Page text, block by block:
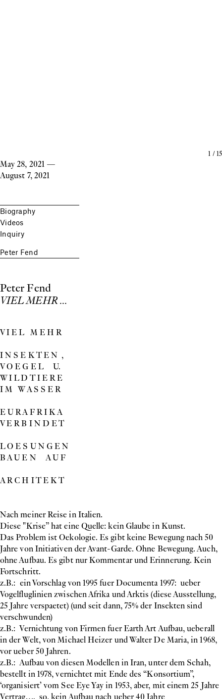
1 /15
May 28, 2021—
August 7, 2021
Biography
Videos
Inquiry
Peter Fend
Peter Fend
VIEL MEHR ...
V I E L M E H R
I N S E K T E N ,
V O E G E L U.
W I L D T I E R E
I M W A S S E R
E U R A F R I K A
V E R B I N D E T
L O E S U N G E N
B A U E N A U F
A R C H I T E K T
Nach meiner Reise in Italien.
Diese "Krise” hat eine Quelle: kein Glaube in Kunst.
Das Problem ist Oekologie. Es gibt keine Bewegung nach 50
Jahre von Initiativen der Avant-Garde. Ohne Bewegung. Auch,
ohne Aufbau. Es gibt nur Kommentar und Erinnerung. Kein
Fortschritt.
z.B.: ein Vorschlag von 1995 fuer Documenta 1997: ueber
Vogelfluglinien zwischen Afrika und Arktis (diese Ausstellung,
25 Jahre verspaetet) (und seit dann, 75% der Insekten sind
verschwunden)
z.B.: Vernichtung von Firmen fuer Earth Art Aufbau, ueberall
in der Welt, von Michael Heizer und Walter De Maria, in 1968,
vor ueber 50 Jahren.
z.B.: Aufbau von diesen Modellen in Iran, unter dem Schah,
bestellt in 1978, vernichtet mit Ende des “Konsortium”,
‘organisiert’ vom See Eye Yay in 1953, aber, mit einem 25 Jahre
Vertrag…. so, kein Aufbau nach ueber 40 Jahre